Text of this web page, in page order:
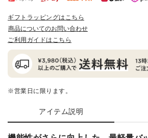
ギフトラッピングはこちら
商品についてのお問い合わせ
ご利用ガイドはこちら
※営業日に限ります。
アイテム説明